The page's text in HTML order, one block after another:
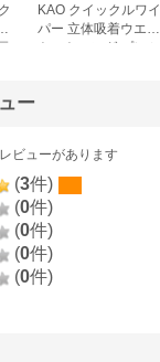
KAO クイックルワイ
パー 立体吸着ウエッ
トストロング プレミ
ー
ビューがあります
(3件)
(0件)
(0件)
(0件)
(0件)